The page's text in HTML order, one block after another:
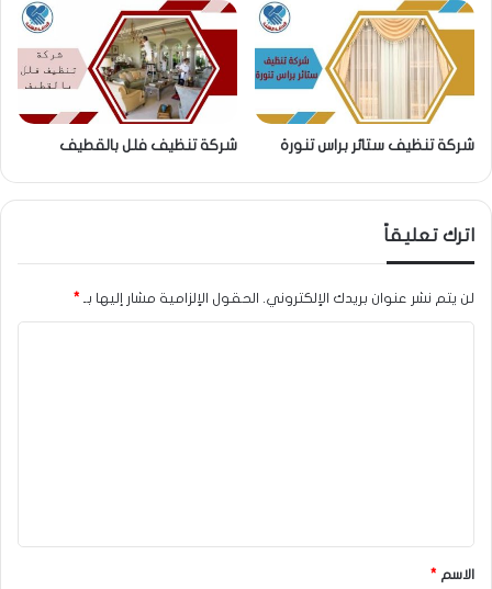
شركة تنظيف ستائر براس تنورة شركة تنظيف فلل بالقطيف
اترك تعليقاً
لن يتم نشر عنوان بريدك الإلكتروني. الحقول الإلزامية مشار إليها بـ *
*
الاسم *